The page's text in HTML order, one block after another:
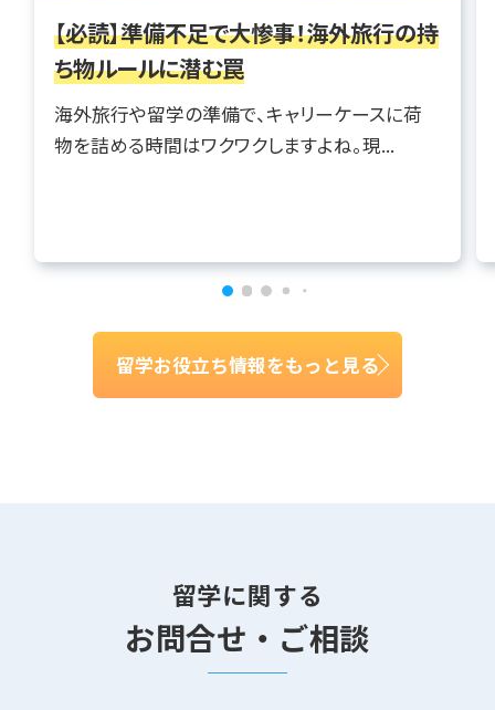
【必読】準備不足で大惨事！海外旅行の持
ち物ルールに潜む罠
海外旅行や留学の準備で、キャリーケースに荷
物を詰める時間はワクワクしますよね。現...
留学お役立ち情報をもっと見る
留学に関する
お問合せ・ご相談